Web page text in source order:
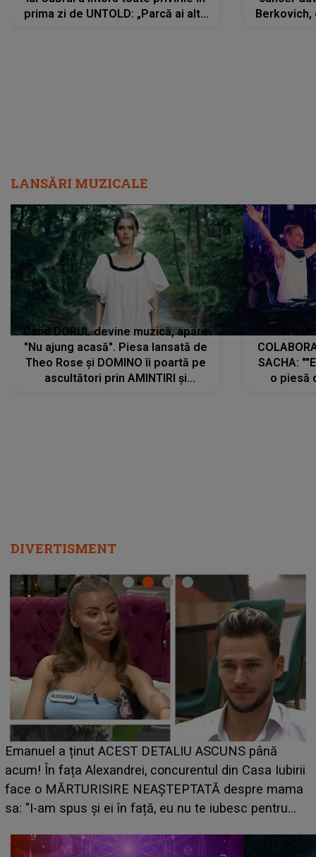
prima zi de UNTOLD: „Parcă ai altă
Berkovich,
LANSĂRI MUZICALE
Când DORUL devine muzică, apare
"Nu ajung acasă". Piesa lansată de
Theo Rose și DOMINO îi poartă pe
ascultători prin AMINTIRI și
SACHA:
o piesă
DIVERTISMENT
Emanuel a ținut ACEST DETALIU ASCUNS până
acum! În fața Alexandrei, concurentul din Casa Iubirii
face o MĂRTURISIRE NEAȘTEPTATĂ despre mama
sa: "I-am spus și ei în față, eu nu te iubesc pentru